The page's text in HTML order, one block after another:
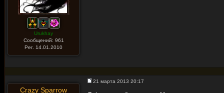
Urukhay
Сообщений: 961
Рег. 14.01.2010
Crazy Sparrow
21 марта 2013 20:17